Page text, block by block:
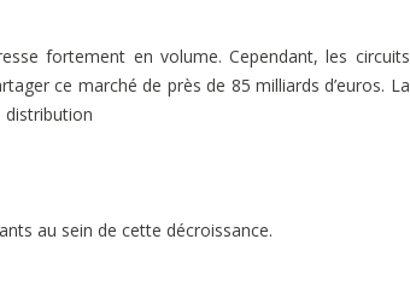
fortement en volume. Cependant, les circuits
ce marché de près de 85 milliards d’euros. La
distribution
au sein de cette décroissance.